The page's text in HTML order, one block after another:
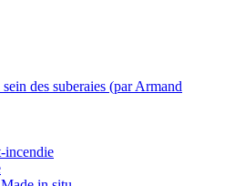
des suberaies (par Armand
incendie